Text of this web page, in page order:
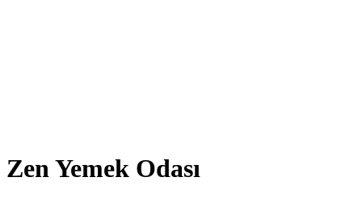
Zen Yemek Odası